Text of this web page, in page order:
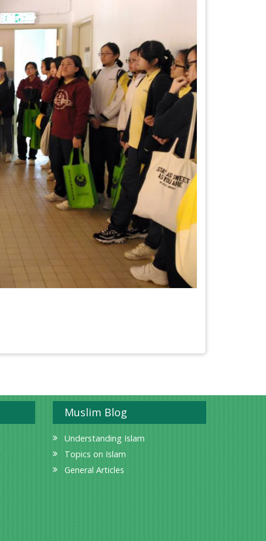
Muslim Blog
Understanding Islam
Topics on Islam
General Articles